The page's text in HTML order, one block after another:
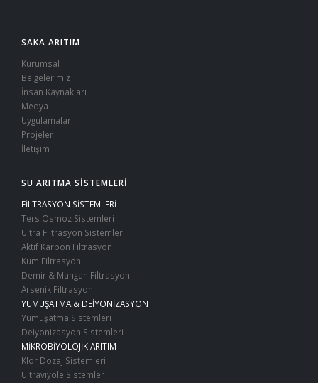
SAKA ARITIM
Kurumsal
Belgelerimiz
İnsan Kaynakları
Medya
Uygulamalar
Projeler
İletişim
SU ARITMA SİSTEMLERİ
FİLTRASYON SİSTEMLERİ
Ters Osmoz Sistemleri
Ultra Filtrasyon Sistemleri
Aktif Karbon Filtrasyon
Kum Filtrasyon
Demir & Mangan Filtrasyon
Arsenik Filtrasyon
YUMUŞATMA & DEİYONİZASYON
Yumuşatma Sistemleri
Deiyonizasyon Sistemleri
MİKROBİYOLOJİK ARITIM
Klor Dozaj Sistemleri
Ultraviyole Sistemler